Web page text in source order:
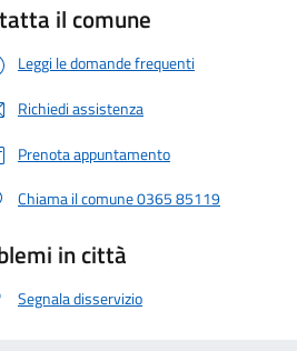
il comune
Leggi le domande frequenti
Richiedi assistenza
Prenota appuntamento
Chiama il comune 0365 85119
in città
Segnala disservizio